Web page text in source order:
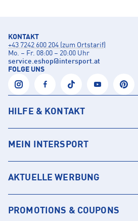
KONTAKT
+43 7242 600 204 (zum Ortstarif)
Mo. – Fr. 08:00 – 20:00 Uhr
service.eshop@intersport.at
FOLGE UNS
HILFE & KONTAKT
MEIN INTERSPORT
AKTUELLE WERBUNG
PROMOTIONS & COUPONS